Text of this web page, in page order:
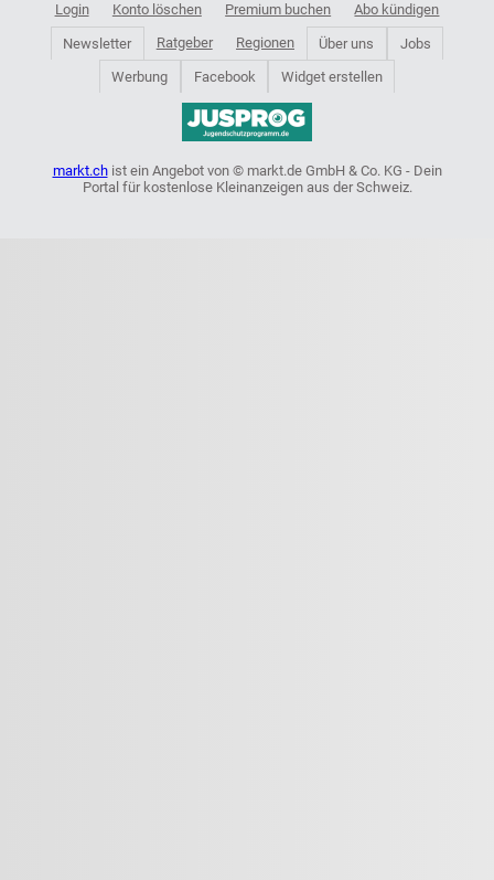
Login Konto löschen Premium buchen Abo kündigen
Newsletter Ratgeber Regionen Über uns
Jobs
Werbung
Facebook Widget erstellen
markt.chist ein Angebot von © markt.de GmbH & Co. KG - Dein
Portal für kostenlose Kleinanzeigen aus der Schweiz.